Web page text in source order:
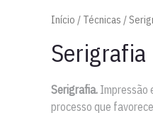
Início / Técnicas /
Serigrafia
Serigrafia. Impressão
processo que